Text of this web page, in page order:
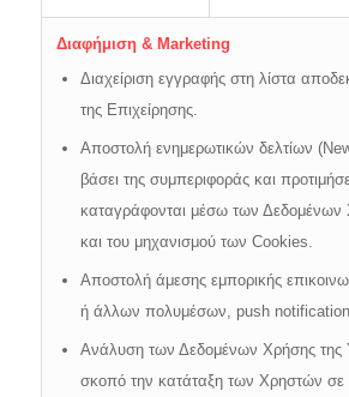
Διαφήμιση & Marketing
Διαχείριση εγγραφής στη λίστα
της Επιχείρησης.
Αποστολή ενημερωτικών δελτίων
βάσει της συμπεριφοράς και
καταγράφονται μέσω των Δεδομένων
και του μηχανισμού των Cookies.
Αποστολή άμεσης εμπορικής
ή άλλων πολυμέσων, push
Ανάλυση των Δεδομένων Χρήσης της
σκοπό την κατάταξη των Χρηστών σε